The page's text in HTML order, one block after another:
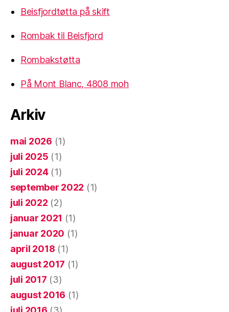
Beisfjordtøtta på skift
Rombak til Beisfjord
Rombakstøtta
På Mont Blanc, 4808 moh
Arkiv
mai 2026 (1)
juli 2025 (1)
juli 2024(1)
september 2022 (1)
juli 2022 (2)
januar 2021 (1)
januar 2020 (1)
april 2018 (1)
august 2017 (1)
juli 2017 (3)
august 2016 (1)